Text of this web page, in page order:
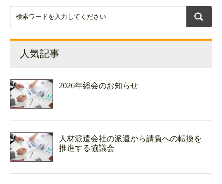
人気記事
2026年総会のお知らせ
人材派遣会社の派遣から請負への転換を
推進する協議会